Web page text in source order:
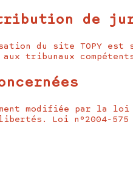
de
du site TOPY
tribunaux
modifiée par la
Loi n°2004-575